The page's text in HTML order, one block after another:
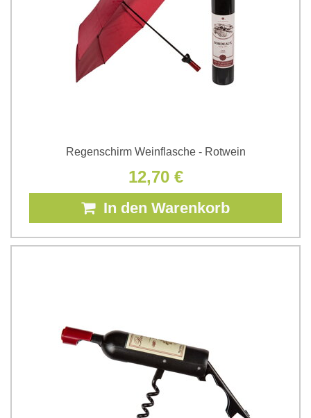
Regenschirm Weinflasche - Rotwein
12,70 €
In den Warenkorb